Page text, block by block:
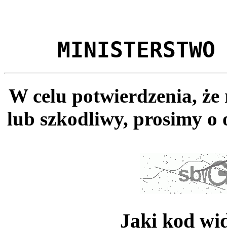
MINISTERSTWO
W celu potwierdzenia,
lub szkodliwy, prosimy o
Jaki kod